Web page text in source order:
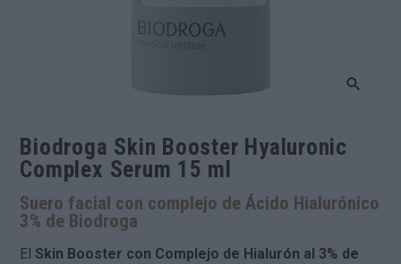
Biodroga Skin Booster Hyaluronic
Complex Serum 15 ml
Suero facial con complejo de Ácido Hialurónico
3% de Biodroga
El Skin Booster con Complejo de Hialurón al 3% de